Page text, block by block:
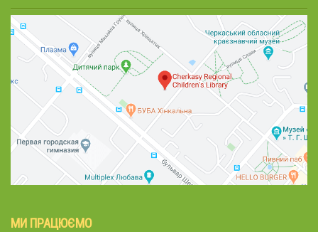
МИ ПРАЦЮЄМО